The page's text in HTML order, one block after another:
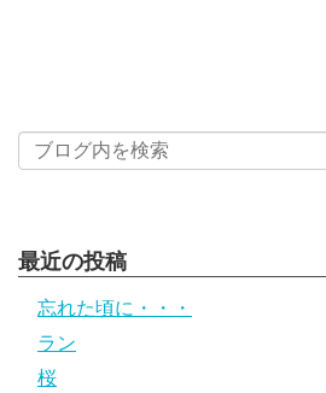
最近の投稿
忘れた頃に・・・
ラン
桜